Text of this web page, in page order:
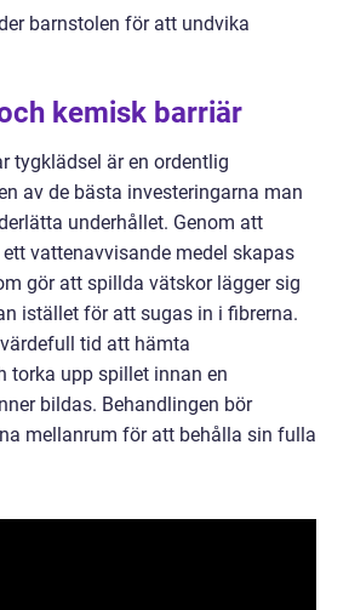
barnstolen för att undvika
kemisk barriär
tygklädsel är en ordentlig
av de bästa investeringarna man
underhållet. Genom att
vattenavvisande medel skapas
gör att spillda vätskor lägger sig
istället för att sugas in i fibrerna.
tid att hämta
torka upp spillet innan en
bildas. Behandlingen bör
mellanrum för att behålla sin fulla